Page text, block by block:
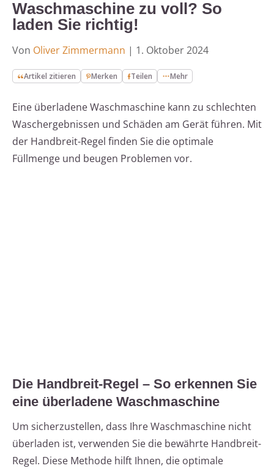
Waschmaschine zu voll? So
laden Sie richtig!
Von Oliver Zimmermann | 1. Oktober 2024
Artikel zitieren Merken Teilen Mehr
Eine überladene Waschmaschine kann zu schlechten
Waschergebnissen und Schäden am Gerät führen. Mit
der Handbreit-Regel finden Sie die optimale
Füllmenge und beugen Problemen vor.
Die Handbreit-Regel – So erkennen Sie
eine überladene Waschmaschine
Um sicherzustellen, dass Ihre Waschmaschine nicht
überladen ist, verwenden Sie die bewährte Handbreit-
Regel. Diese Methode hilft Ihnen, die optimale